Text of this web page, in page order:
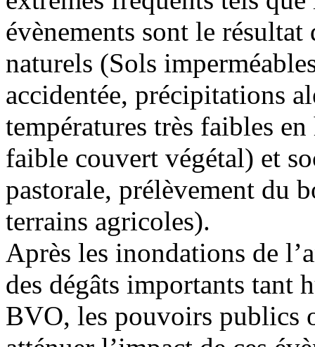
évènements sont le
naturels (Sols
accidentée, précipitations
températures très faibles
faible couvert végétal) et
pastorale, prélèvement du
terrains agricoles).
Après les inondations de
des dégâts importants tant
BVO, les pouvoirs publics